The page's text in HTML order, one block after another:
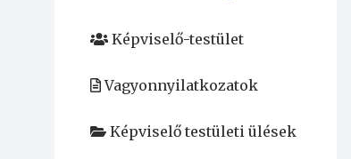
Képviselő-testület
Vagyonnyilatkozatok
Képviselő testületi ülések